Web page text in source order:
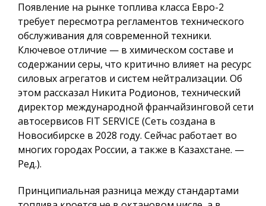
Появление на рынке топлива класса Евро-2
требует пересмотра регламентов технического
обслуживания для современной техники.
Ключевое отличие — в химическом составе и
содержании серы, что критично влияет на ресурс
силовых агрегатов и систем нейтрализации. Об
этом рассказал Никита Родионов, технический
директор международной франчайзинговой сети
автосервисов FIT SERVICE (Сеть создана в
Новосибирске в 2028 году. Сейчас работает во
многих городах России, а также в Казахстане. —
Ред.).
Принципиальная разница между стандартами